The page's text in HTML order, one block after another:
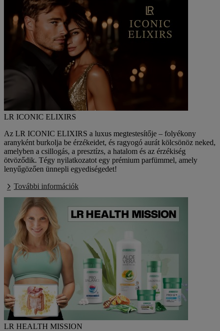
LR ICONIC ELIXIRS
Az LR ICONIC ELIXIRS a luxus megtestesítője – folyékony
aranyként burkolja be érzékeidet, és ragyogó aurát kölcsönöz neked,
amelyben a csillogás, a presztízs, a hatalom és az érzékiség
ötvöződik. Tégy nyilatkozatot egy prémium parfümmel, amely
lenyűgözően ünnepli egyediségedet!
További információk
LR HEALTH MISSION